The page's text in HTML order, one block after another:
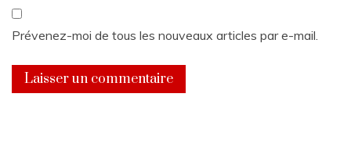
Prévenez-moi de tous les nouveaux articles par e-mail.